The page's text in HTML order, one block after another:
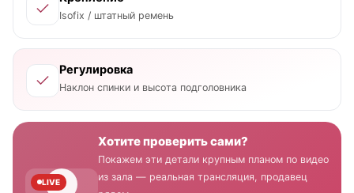
Isofix / штатный ремень
Регулировка
Наклон спинки и высота подголовника
LIVE
Хотите проверить сами?
Покажем эти детали крупным планом по видео
из зала — реальная трансляция, продавец